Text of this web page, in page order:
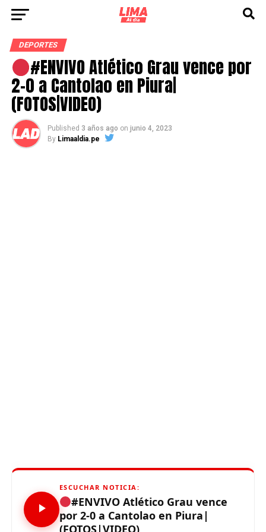
DEPORTES
#ENVIVO Atlético Grau vence por
2-0 a Cantolao en Piura|
(FOTOS|VIDEO)
Published 3 años ago on junio 4, 2023
By Limaaldia.pe
ESCUCHAR NOTICIA:
#ENVIVO Atlético Grau vence
por 2-0 a Cantolao en Piura|
(FOTOS|VIDEO)